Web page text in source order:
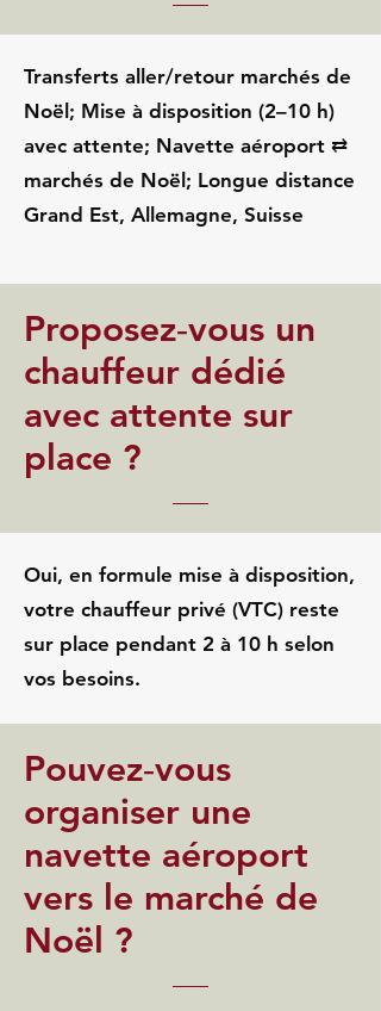
Transferts aller/retour marchés de
Noël; Mise à disposition (2–10 h)
avec attente; Navette aéroport ⇄
marchés de Noël; Longue distance
Grand Est, Allemagne, Suisse
Proposez‑vous un
chauffeur dédié
avec attente sur
place ?
Oui, en formule mise à disposition,
votre chauffeur privé (VTC) reste
sur place pendant 2 à 10 h selon
vos besoins.
Pouvez‑vous
organiser une
navette aéroport
vers le marché de
Noël ?